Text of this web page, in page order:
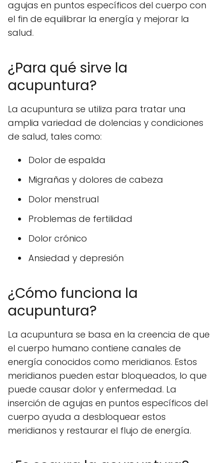
agujas en puntos específicos del cuerpo con
el fin de equilibrar la energía y mejorar la
salud.
¿Para qué sirve la
acupuntura?
La acupuntura se utiliza para tratar una
amplia variedad de dolencias y condiciones
de salud, tales como:
Dolor de espalda
Migrañas y dolores de cabeza
Dolor menstrual
Problemas de fertilidad
Dolor crónico
Ansiedad y depresión
¿Cómo funciona la
acupuntura?
La acupuntura se basa en la creencia de que
el cuerpo humano contiene canales de
energía conocidos como meridianos. Estos
meridianos pueden estar bloqueados, lo que
puede causar dolor y enfermedad. La
inserción de agujas en puntos específicos del
cuerpo ayuda a desbloquear estos
meridianos y restaurar el flujo de energía.